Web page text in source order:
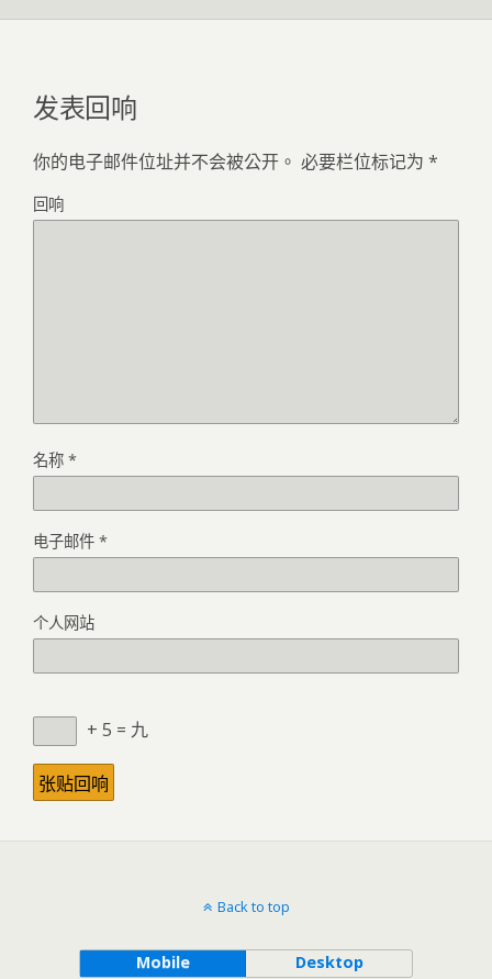
发表回响
你的电子邮件位址并不会被公开。 必要栏位标记为 *
回响
名称 *
电子邮件 *
个人网站
+ 5 = 九
Back to top
Mobile Desktop